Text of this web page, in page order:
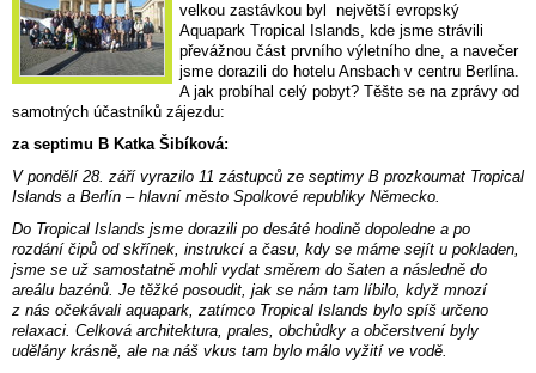
velkou zastávkou byl největší evropský
Aquapark Tropical Islands, kde jsme strávili
převážnou část prvního výletního dne, a navečer
jsme dorazili do hotelu Ansbach v centru Berlína.
A jak probíhal celý pobyt? Těšte se na zprávy od
samotných účastníků zájezdu:
za septimu B Katka Šibíková:
V pondělí 28. září vyrazilo 11 zástupců ze septimy B prozkoumat Tropical
Islands a Berlín – hlavní město Spolkové republiky Německo.
Do Tropical Islands jsme dorazili po desáté hodině dopoledne a po
rozdání čipů od skřínek, instrukcí a času, kdy se máme sejít u pokladen,
jsme se už samostatně mohli vydat směrem do šaten a následně do
areálu bazénů. Je těžké posoudit, jak se nám tam líbilo, když mnozí
z nás očekávali aquapark, zatímco Tropical Islands bylo spíš určeno
relaxaci. Celková architektura, prales, obchůdky a občerstvení byly
udělány krásně, ale na náš vkus tam bylo málo vyžití ve vodě.